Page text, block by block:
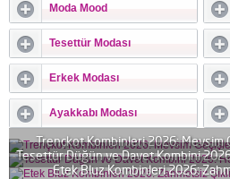
Moda Mood
Tesettür Modası
Erkek Modası
Ayakkabı Modası
Trençkot Kombinleri 2026: Mevsim
Tesettür Düğün ve Davet Kombini
Etek Bluz Kombinleri 2026: